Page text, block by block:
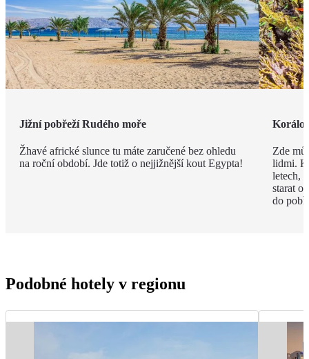
Jižní pobřeží Rudého moře
Žhavé africké slunce tu máte zaručené bez ohledu
na roční období. Jde totiž o nejjižnější kout Egypta!
Zde
lidmi. K
letech,
starat o
do
Podobné hotely v regionu